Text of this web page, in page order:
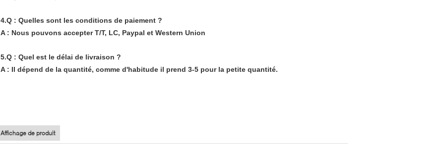
4.Q : Quelles sont les conditions de paiement ?
A : Nous pouvons accepter T/T, LC, Paypal et Western Union
5.Q : Quel est le délai de livraison ?
A : Il dépend de la quantité, comme d'habitude il prend 3-5 pour la petite quantité.
Affichage de produit